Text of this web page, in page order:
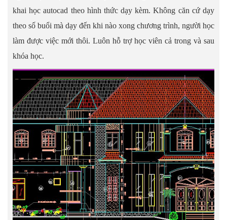
khai học autocad theo hình thức dạy kèm. Không căn cứ dạy
theo số buổi mà dạy đến khi nào xong chương trình, người học
làm được việc mới thôi. Luôn hỗ trợ học viên cả trong và sau
khóa học.